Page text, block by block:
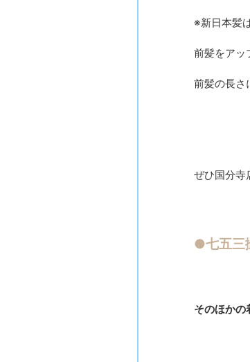
※新日本髪
前髪をアッ
前髪の長さ
ぜひ国分寺
●七五三
そのほかの